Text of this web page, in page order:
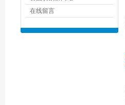
在线留言